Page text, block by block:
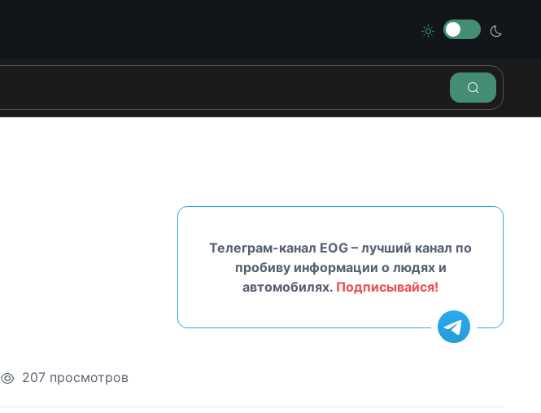
Телеграм-канал EOG – лучший канал по
пробиву информации о людях и
автомобилях. Подписывайся!
207 просмотров